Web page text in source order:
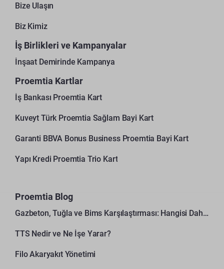
Bize Ulaşın
Biz Kimiz
İş Birlikleri ve Kampanyalar
İnşaat Demirinde Kampanya
Proemtia Kartlar
İş Bankası Proemtia Kart
Kuveyt Türk Proemtia Sağlam Bayi Kart
Garanti BBVA Bonus Business Proemtia Bayi Kart
Yapı Kredi Proemtia Trio Kart
Proemtia Blog
Gazbeton, Tuğla ve Bims Karşılaştırması: Hangisi Daha Avantajlı?
TTS Nedir ve Ne İşe Yarar?
Filo Akaryakıt Yönetimi